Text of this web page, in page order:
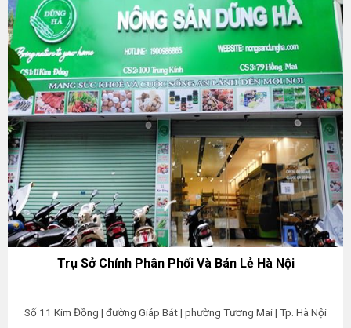
Trụ Sở Chính Phân Phối Và Bán Lẻ Hà Nội
Số 11 Kim Đồng | đường Giáp Bát | phường Tương Mai | Tp. Hà Nội